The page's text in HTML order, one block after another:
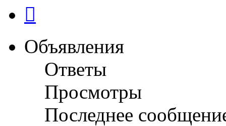
Объявления
Ответы
Просмотры
Последнее